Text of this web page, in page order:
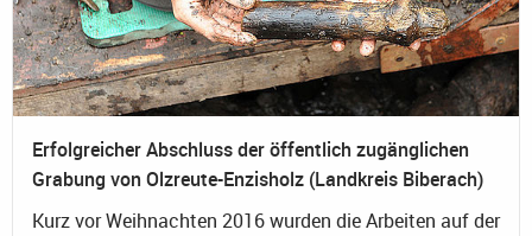
Erfolgreicher Abschluss der öffentlich zugänglichen
Grabung von Olzreute-Enzisholz (Landkreis Biberach)
Kurz vor Weihnachten 2016 wurden die Arbeiten auf der